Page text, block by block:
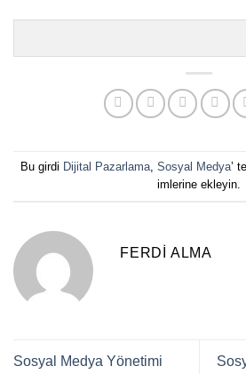
Bu girdi Dijital Pazarlama, Sosyal Medya’
imlerine ekleyin.
FERDI ALMA
Sosyal Medya Yönetimi